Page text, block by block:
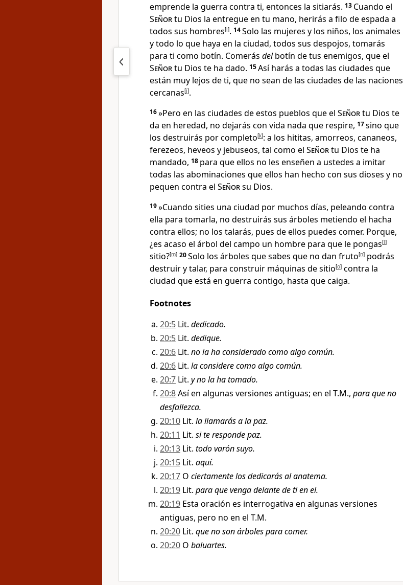
emprende la guerra contra ti, entonces la sitiarás. 13 Cuando el
Señortu Dios la entregue en tu mano, herirás a filo de espada a
todos sus hombres[i]. 14Solo las mujeres y los niños, los animales
y todo lo que haya en la ciudad, todos sus despojos, tomarás
para ti como botín. Comerás delbotín de tus enemigos, que el
Señortu Dios te ha dado. 15Así harás a todas las ciudades que
están muy lejos de ti, que no sean de las ciudades de las naciones
cercanas[j].
16»Pero en las ciudades de estos pueblos que el Señortu Dios te
da en heredad, no dejarás con vida nada que respire, 17sino que
los destruirás por completo[k]: a los hititas, amorreos, cananeos,
ferezeos, heveos y jebuseos, tal como el Señortu Dios te ha
mandado, 18 para que ellos no les enseñen a ustedes a imitar
todas las abominaciones que ellos han hecho con sus dioses y no
pequen contra el Señorsu Dios.
19»Cuando sities una ciudad por muchos días, peleando contra
ella para tomarla, no destruirás sus árboles metiendo el hacha
contra ellos; no los talarás, pues de ellos puedes comer. Porque,
¿es acaso el árbol del campo un hombre para que le pongas[l]
sitio?[m] 20Solo los árboles que sabes que no dan fruto[n] podrás
destruir y talar, para construir máquinas de sitio[o] contra la
ciudad que está en guerra contigo, hasta que caiga.
Footnotes
20:5 Lit. dedicado.
20:5 Lit. dedique.
20:6 Lit. no la ha considerado como algo común.
20:6 Lit. la considere como algo común.
20:7 Lit. y no la ha tomado.
20:8Así en algunas versiones antiguas; en el T.M., para que no
desfallezca.
20:10 Lit. la llamarás a la paz.
20:11 Lit. si te responde paz.
20:13 Lit. todo varón suyo.
20:15 Lit. aquí.
20:17 O ciertamente los dedicarás al anatema.
20:19 Lit. para que venga delante de ti en el.
20:19 Esta oración es interrogativa en algunas versiones
antiguas, pero no en el T.M.
20:20 Lit. que no son árboles para comer.
20:20 O baluartes.